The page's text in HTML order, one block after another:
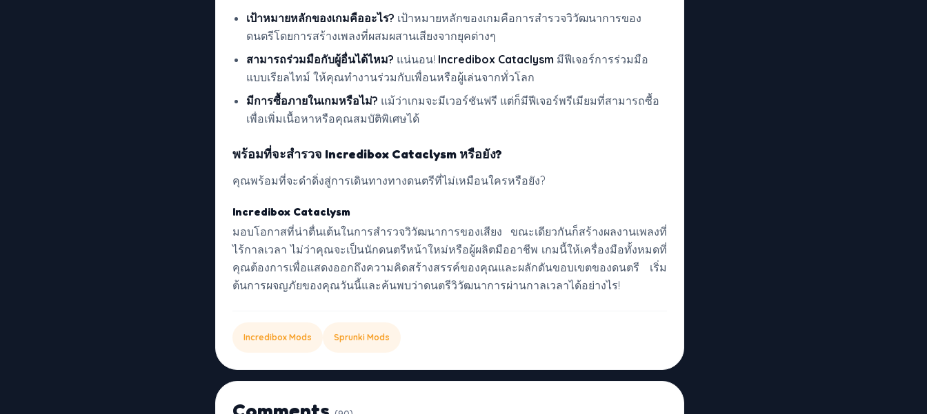
เป้าหมายหลักของเกมคืออะไร? เป้าหมายหลักของเกมคือการสำรวจวิวัฒนาการของ
ดนตรีโดยการสร้างเพลงที่ผสมผสานเสียงจากยุคต่างๆ
สามารถร่วมมือกับผู้อื่นได้ไหม? แน่นอน! Incredibox Cataclysm มีฟีเจอร์การร่วมมือ
แบบเรียลไทม์ ให้คุณทำงานร่วมกับเพื่อนหรือผู้เล่นจากทั่วโลก
มีการซื้อภายในเกมหรือไม่? แม้ว่าเกมจะมีเวอร์ชันฟรี แต่ก็มีฟีเจอร์พรีเมียมที่สามารถซื้อ
เพื่อเพิ่มเนื้อหาหรือคุณสมบัติพิเศษได้
พร้อมที่จะสำรวจ Incredibox Cataclysm หรือยัง?
คุณพร้อมที่จะดำดิ่งสู่การเดินทางทางดนตรีที่ไม่เหมือนใครหรือยัง?
Incredibox Cataclysm
มอบโอกาสที่น่าตื่นเต้นในการสำรวจวิวัฒนาการของเสียง ขณะเดียวกันก็สร้างผลงานเพลงที่
ไร้กาลเวลา ไม่ว่าคุณจะเป็นนักดนตรีหน้าใหม่หรือผู้ผลิตมืออาชีพ เกมนี้ให้เครื่องมือทั้งหมดที่
คุณต้องการเพื่อแสดงออกถึงความคิดสร้างสรรค์ของคุณและผลักดันขอบเขตของดนตรี เริ่ม
ต้นการผจญภัยของคุณวันนี้และค้นพบว่าดนตรีวิวัฒนาการผ่านกาลเวลาได้อย่างไร!
Incredibox Mods Sprunki Mods